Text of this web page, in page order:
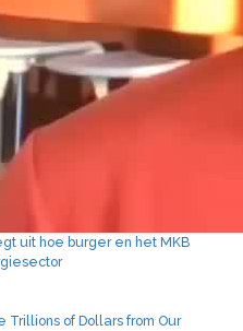
uit hoe burger en het MKB
of Dollars from Our